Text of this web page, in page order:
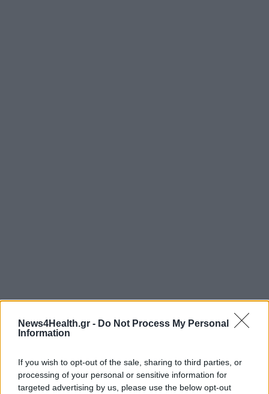
News4Health.gr - Do Not Process My Personal
Information
If you wish to opt-out of the sale, sharing to third parties, or
processing of your personal or sensitive information for
targeted advertising by us, please use the below opt-out
ΔΙΑΤΑΡΑΧΗ ΤΑΥΤΟΤΗΤΑΣ ΦΥΛΟΥ